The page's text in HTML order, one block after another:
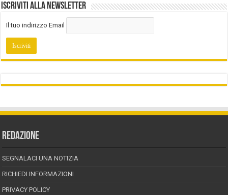
Iscriviti alla Newsletter
Il tuo indirizzo Email
REDAZIONE
SEGNALACI UNA NOTIZIA
RICHIEDI INFORMAZIONI
PRIVACY POLICY